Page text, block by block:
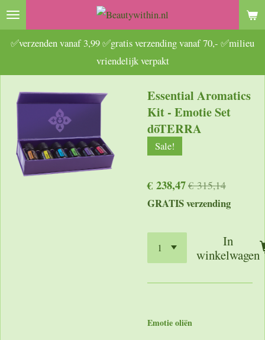
Ga
direct
naar
✅verzenden vanaf 3,99 ✅gratis verzending vanaf 70,- ✅milieu
vriendelijk verpakt
Essential Aromatics
Kit - Emotie Set
dōTERRA
Sale!
€ 238,47€ 315,14
GRATIS verzending
In
winkelwagen
Emotie oliën